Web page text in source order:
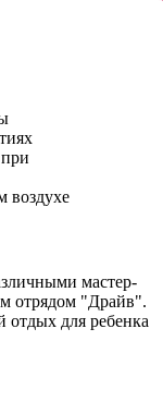
воздухе
мастер-
отрядом "Драйв".
для ребенка